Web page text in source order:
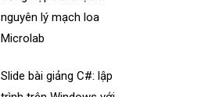
nguyên lý mạch loa
Microlab
Slide bài giảng C#: lập